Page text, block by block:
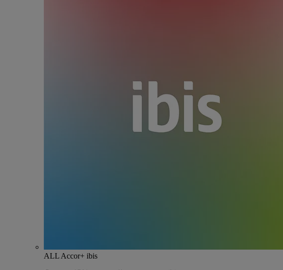
ALL Accor+ ibis